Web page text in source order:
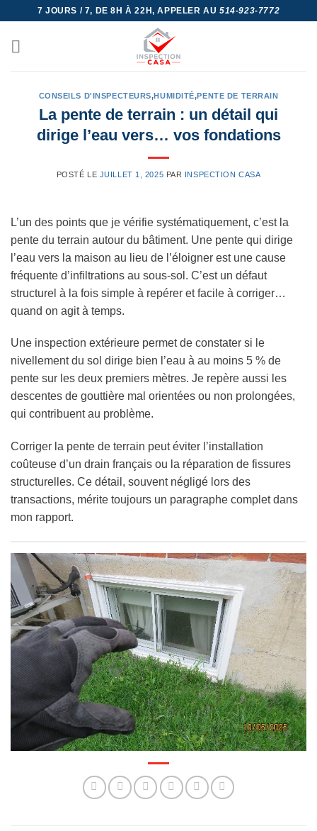
content
7 JOURS / 7, DE 8H À 22H, APPELER AU 514-923-7772
CONSEILS D'INSPECTEURS,HUMIDITÉ,PENTE DE TERRAIN
La pente de terrain : un détail qui
dirige l’eau vers… vos fondations
POSTÉ LE JUILLET 1, 2025 PAR INSPECTION CASA
L’un des points que je vérifie systématiquement, c’est la
pente du terrain autour du bâtiment. Une pente qui dirige
l’eau vers la maison au lieu de l’éloigner est une cause
fréquente d’infiltrations au sous-sol. C’est un défaut
structurel à la fois simple à repérer et facile à corriger…
quand on agit à temps.
Une inspection extérieure permet de constater si le
nivellement du sol dirige bien l’eau à au moins 5 % de
pente sur les deux premiers mètres. Je repère aussi les
descentes de gouttière mal orientées ou non prolongées,
qui contribuent au problème.
Corriger la pente de terrain peut éviter l’installation
coûteuse d’un drain français ou la réparation de fissures
structurelles. Ce détail, souvent négligé lors des
transactions, mérite toujours un paragraphe complet dans
mon rapport.